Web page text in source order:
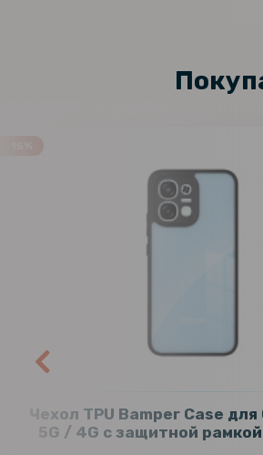
Чехол TPU Bamper Case для
5G / 4G с защитной